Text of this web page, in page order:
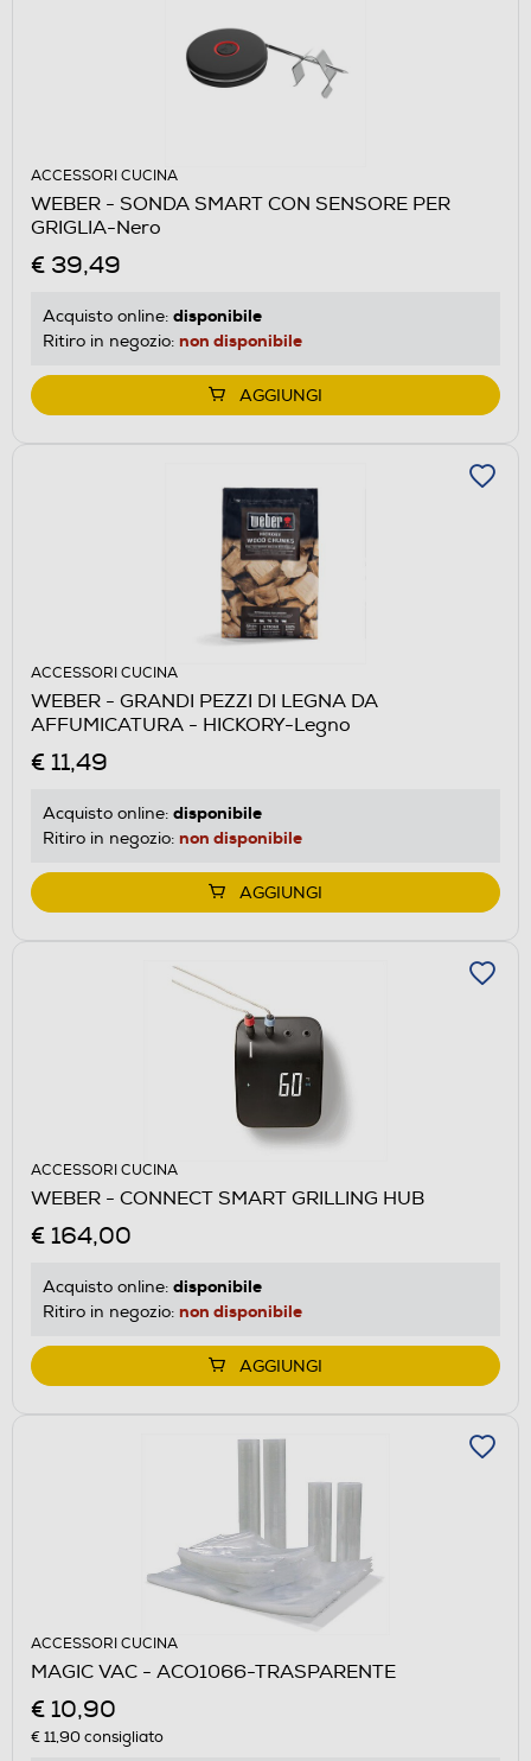
ACCESSORI CUCINA
WEBER - SONDA SMART CON SENSORE PER
GRIGLIA-Nero
€ 39,49
Acquisto online: disponibile
Ritiro in negozio: non disponibile
AGGIUNGI
ACCESSORI CUCINA
WEBER - GRANDI PEZZI DI LEGNA DA
AFFUMICATURA - HICKORY-Legno
€ 11,49
Acquisto online: disponibile
Ritiro in negozio: non disponibile
AGGIUNGI
ACCESSORI CUCINA
WEBER - CONNECT SMART GRILLING HUB
€ 164,00
Acquisto online: disponibile
Ritiro in negozio: non disponibile
AGGIUNGI
ACCESSORI CUCINA
MAGIC VAC - ACO1066-TRASPARENTE
€ 10,90
€ 11,90consigliato